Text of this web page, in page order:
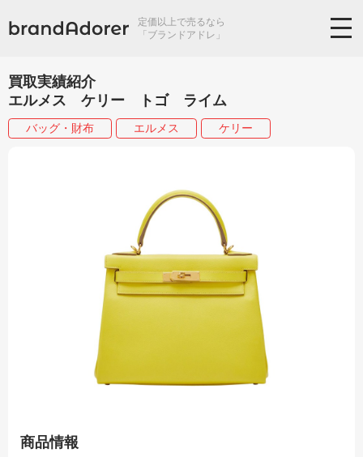
定価以上で売るなら
「ブランドアドレ」
買取実績紹介
エルメス ケリー トゴ ライム
バッグ・財布 エルメス ケリー
商品情報